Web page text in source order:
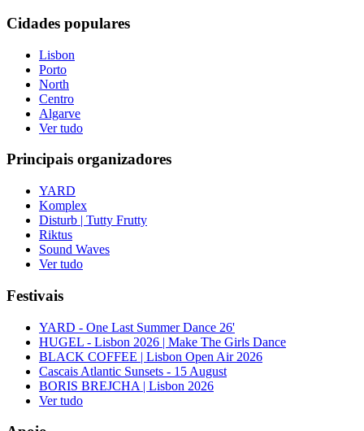
Cidades populares
Lisbon
Porto
North
Centro
Algarve
Ver tudo
Principais organizadores
YARD
Komplex
Disturb | Tutty Frutty
Riktus
Sound Waves
Ver tudo
Festivais
YARD - One Last Summer Dance 26'
HUGEL - Lisbon 2026 | Make The Girls Dance
BLACK COFFEE | Lisbon Open Air 2026
Cascais Atlantic Sunsets - 15 August
BORIS BREJCHA | Lisbon 2026
Ver tudo